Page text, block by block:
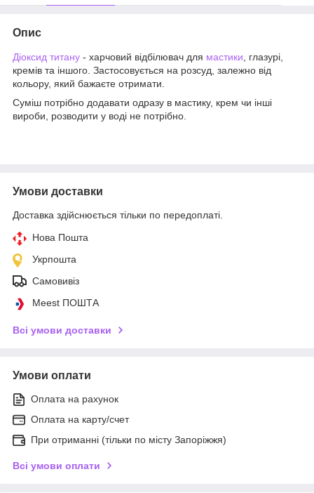
Опис
Діоксид титану - харчовий відбілювач для мастики , глазурі,
кремів та іншого. Застосовується на розсуд, залежно від
кольору, який бажаєте отримати.
Суміш потрібно додавати одразу в мастику, крем чи інші
вироби, розводити у воді не потрібно.
Умови доставки
Доставка здійснюється тільки по передоплаті.
Нова Пошта
Укрпошта
Самовивіз
Meest ПОШТА
Всі умови доставки
Умови оплати
Оплата на рахунок
Оплата на карту/счет
При отриманні (тільки по місту Запоріжжя)
Всі умови оплати